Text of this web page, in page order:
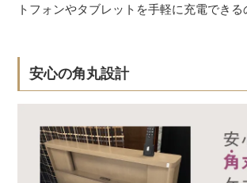
トフォンやタブレットを手軽に充電できる
安心の角丸設計